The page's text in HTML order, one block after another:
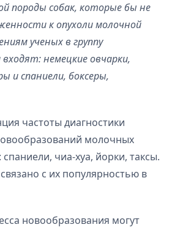
породы собак, которые бы не
к опухоли молочной
ученых в группу
немецкие овчарки,
и спаниели, боксеры,
частоты диагностики
молочных
чиа-хуа, йорки, таксы.
с их популярностью в
новообразования могут